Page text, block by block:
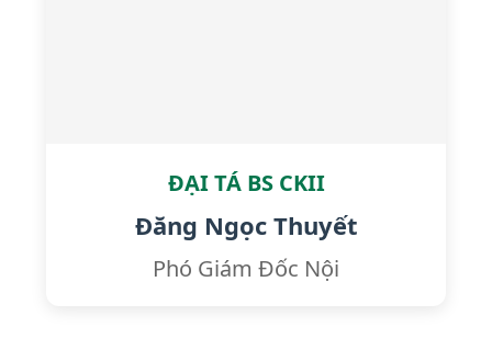
ĐẠI TÁ BS CKII
Đăng Ngọc Thuyết
Phó Giám Đốc Nội